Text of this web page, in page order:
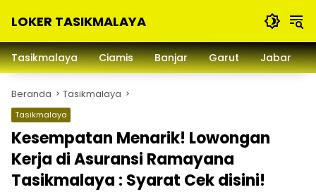
LOKER TASIKMALAYA
Lowongan
Kerja
dan
Sekitarna
Tasikmalaya Ciamis Banjar Garut Jabar
Beranda Tasikmalaya
Tasikmalaya
Kesempatan Menarik! Lowongan
Kerja di Asuransi Ramayana
Tasikmalaya : Syarat Cek disini!